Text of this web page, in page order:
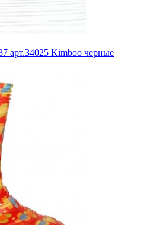
арт.34025 Kimboo черные